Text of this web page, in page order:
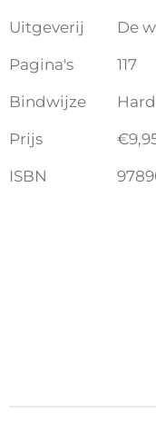
Uitgeverij De
Pagina's 117
Bindwijze
Prijs
ISBN